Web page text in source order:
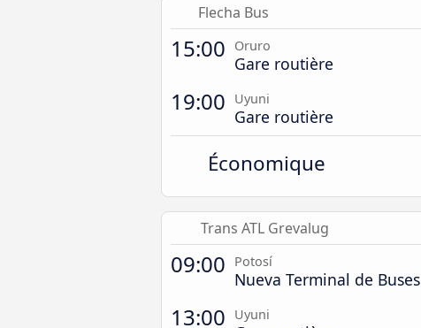
Flecha Bus
15:00 Oruro
Gare routière
19:00 Uyuni
Gare routière
Économique
Trans ATL Grevalug
09:00 Potosí
Nueva Terminal de Buses
13:00 Uyuni